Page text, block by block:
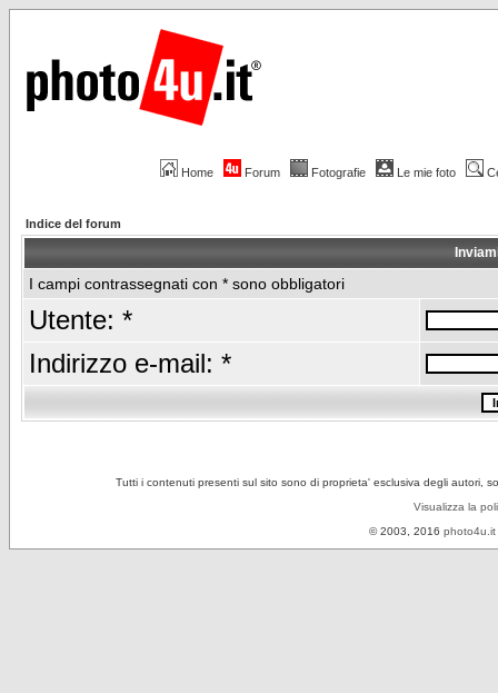
Home Forum Fotografie Le mie foto
Indice del forum
I campi contrassegnati con * sono obbligatori
Utente: *
Indirizzo e-mail: *
Tutti i contenuti presenti sul sito sono di proprieta' esclusiva degli autori,
Visualizza la
© 2003, 2016 photo4u.it